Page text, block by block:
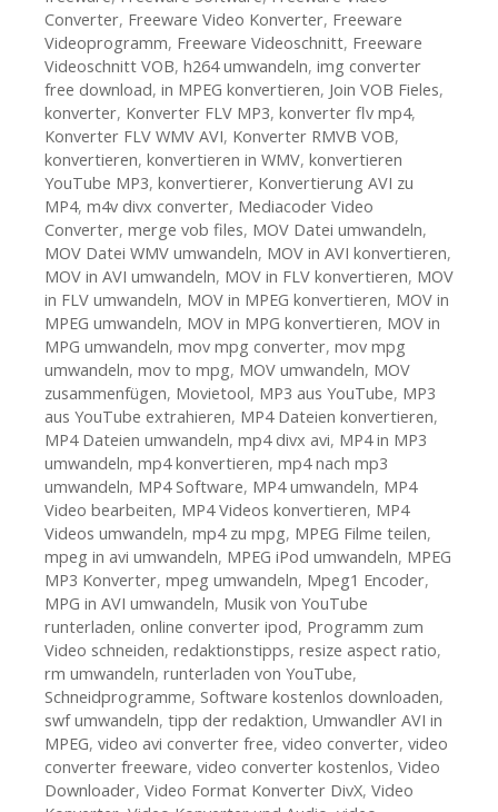
Converter, Freeware Video Konverter, Freeware
Videoprogramm, Freeware Videoschnitt, Freeware
Videoschnitt VOB, h264 umwandeln, img converter
free download, in MPEG konvertieren, Join VOB Fieles,
konverter, Konverter FLV MP3, konverter flv mp4,
Konverter FLV WMV AVI, Konverter RMVB VOB,
konvertieren, konvertieren in WMV, konvertieren
YouTube MP3, konvertierer, Konvertierung AVI zu
MP4, m4v divx converter, Mediacoder Video
Converter, merge vob files, MOV Datei umwandeln,
MOV Datei WMV umwandeln, MOV in AVI konvertieren,
MOV in AVI umwandeln, MOV in FLV konvertieren, MOV
in FLV umwandeln, MOV in MPEG konvertieren, MOV in
MPEG umwandeln, MOV in MPG konvertieren, MOV in
MPG umwandeln, mov mpg converter, mov mpg
umwandeln, mov to mpg, MOV umwandeln, MOV
zusammenfügen, Movietool, MP3 aus YouTube, MP3
aus YouTube extrahieren, MP4 Dateien konvertieren,
MP4 Dateien umwandeln, mp4 divx avi, MP4 in MP3
umwandeln, mp4 konvertieren, mp4 nach mp3
umwandeln, MP4 Software, MP4 umwandeln, MP4
Video bearbeiten, MP4 Videos konvertieren, MP4
Videos umwandeln, mp4 zu mpg, MPEG Filme teilen,
mpeg in avi umwandeln, MPEG iPod umwandeln, MPEG
MP3 Konverter, mpeg umwandeln, Mpeg1 Encoder,
MPG in AVI umwandeln, Musik von YouTube
runterladen, online converter ipod, Programm zum
Video schneiden, redaktionstipps, resize aspect ratio,
rm umwandeln, runterladen von YouTube,
Schneidprogramme, Software kostenlos downloaden,
swf umwandeln, tipp der redaktion, Umwandler AVI in
MPEG, video avi converter free, video converter, video
converter freeware, video converter kostenlos, Video
Downloader, Video Format Konverter DivX, Video